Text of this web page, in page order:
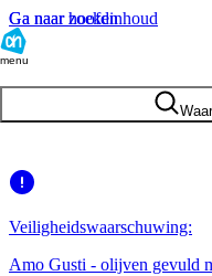
Ga naar hoofdinhoud
Ga naar zoeken
menu
Veiligheidswaarschuwing:
Amo Gusti - olijven gevuld